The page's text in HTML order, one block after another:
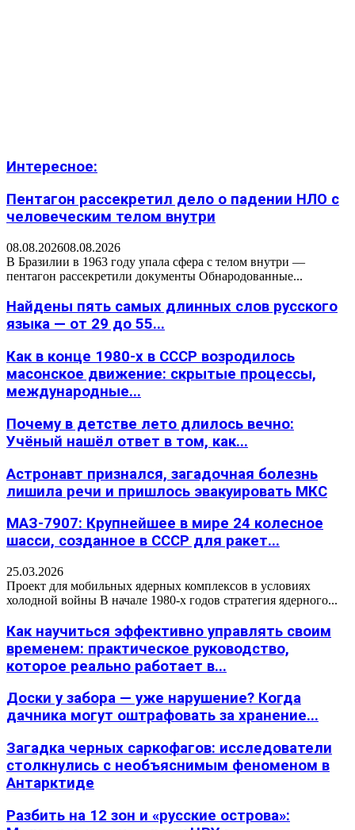
Интересное:
Пентагон рассекретил дело о падении НЛО с
человеческим телом внутри
08.08.202608.08.2026
В Бразилии в 1963 году упала сфера с телом внутри —
пентагон рассекретили документы Обнародованные...
Найдены пять самых длинных слов русского
языка — от 29 до 55...
Как в конце 1980-х в СССР возродилось
масонское движение: скрытые процессы,
международные...
Почему в детстве лето длилось вечно:
Учёный нашёл ответ в том, как...
Астронавт признался, загадочная болезнь
лишила речи и пришлось эвакуировать МКС
МАЗ-7907: Крупнейшее в мире 24 колесное
шасси, созданное в СССР для ракет...
25.03.2026
Проект для мобильных ядерных комплексов в условиях
холодной войны В начале 1980-х годов стратегия ядерного...
Как научиться эффективно управлять своим
временем: практическое руководство,
которое реально работает в...
Доски у забора — уже нарушение? Когда
дачника могут оштрафовать за хранение...
Загадка черных саркофагов: исследователи
столкнулись с необъяснимым феноменом в
Антарктиде
Разбить на 12 зон и «русские острова»: